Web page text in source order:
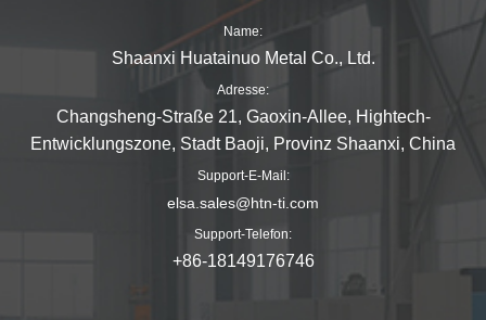
Name:
Shaanxi Huatainuo Metal Co., Ltd.
Adresse:
Changsheng-Straße 21, Gaoxin-Allee, Hightech-
Entwicklungszone, Stadt Baoji, Provinz Shaanxi, China
Support-E-Mail:
elsa.sales@htn-ti.com
Support-Telefon:
+86-18149176746